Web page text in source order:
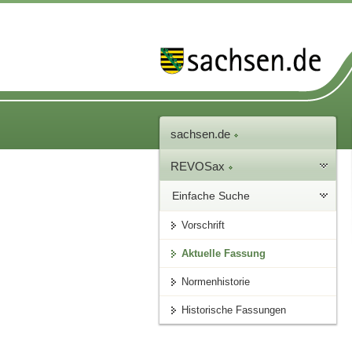
sachsen.de
REVOSax
Einfache Suche
Vorschrift
Aktuelle Fassung
Normenhistorie
Historische Fassungen